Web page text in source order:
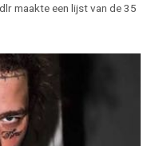
maakte een lijst van de 35